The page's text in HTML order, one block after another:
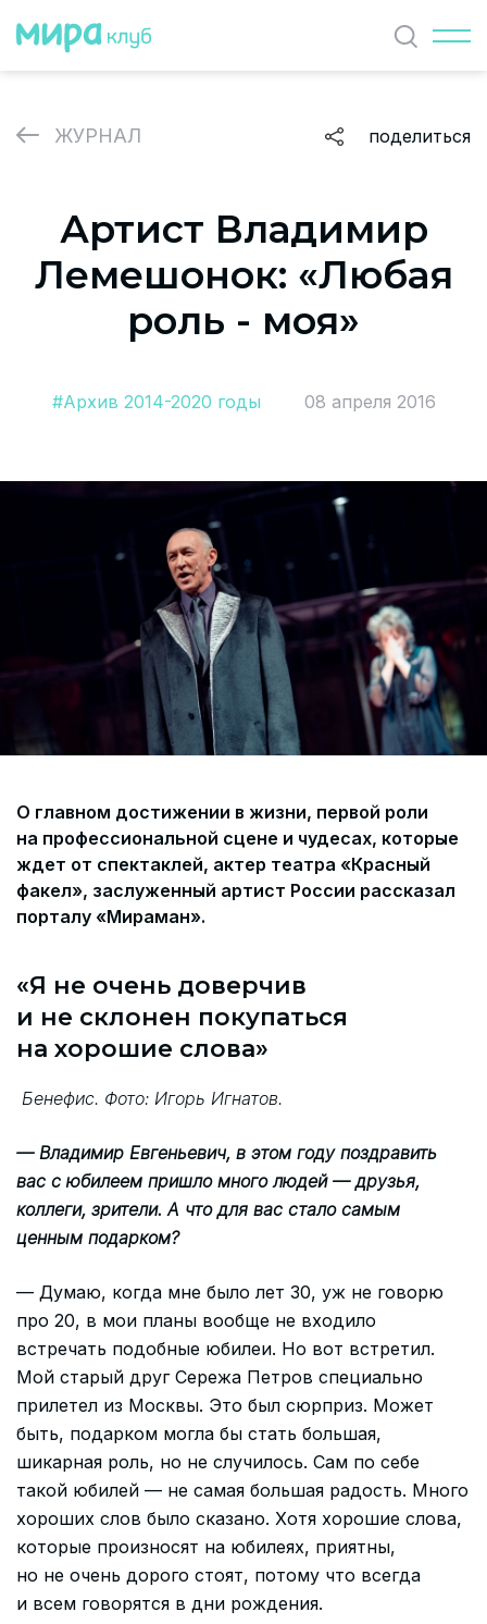
Найти
ЖУРНАЛ поделиться
Артист Владимир
Лемешонок: «Любая
роль - моя»
#Архив 2014-2020 годы 08 апреля 2016
О главном достижении в жизни, первой роли
на профессиональной сцене и чудесах, которые
ждет от спектаклей, актер театра «Красный
факел», заслуженный артист России рассказал
порталу «Мираман».
«Я не очень доверчив
и не склонен покупаться
на хорошие слова»
Бенефис. Фото: Игорь Игнатов.
— Владимир Евгеньевич, в этом году поздравить
вас с юбилеем пришло много людей — друзья,
коллеги, зрители. А что для вас стало самым
ценным подарком?
— Думаю, когда мне было лет 30, уж не говорю
про 20, в мои планы вообще не входило
встречать подобные юбилеи. Но вот встретил.
Мой старый друг Сережа Петров специально
прилетел из Москвы. Это был сюрприз. Может
быть, подарком могла бы стать большая,
шикарная роль, но не случилось. Сам по себе
такой юбилей — не самая большая радость. Много
хороших слов было сказано. Хотя хорошие слова,
которые произносят на юбилеях, приятны,
но не очень дорого стоят, потому что всегда
и всем говорятся в дни рождения.
СОБЫТИЯ
ПАРТНЕРЫ
данных
Согласие на обработку персональных данных
СОГЛАСИЕ на получение рекламных сообщений и
информации Пользователя МИРА ID
Политика и соглашение на обработку
персональных данных